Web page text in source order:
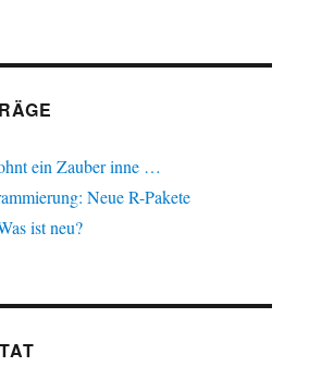
ein Zauber inne …
Neue R-Pakete
ist neu?